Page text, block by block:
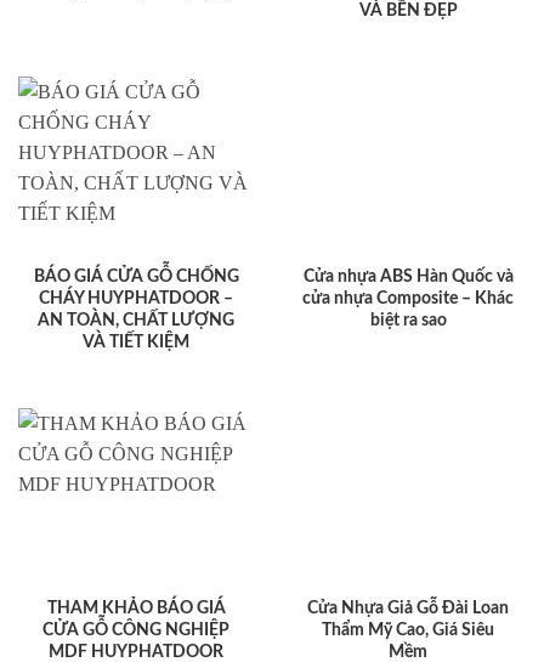
VÀ BỀN ĐẸP
BÁO GIÁ CỬA GỖ CHỐNG
CHÁY HUYPHATDOOR –
AN TOÀN, CHẤT LƯỢNG
VÀ TIẾT KIỆM
Cửa nhựa ABS Hàn Quốc và
cửa nhựa Composite – Khác
biệt ra sao
THAM KHẢO BÁO GIÁ
CỬA GỖ CÔNG NGHIỆP
MDF HUYPHATDOOR
Cửa Nhựa Giả Gỗ Đài Loan
Thẩm Mỹ Cao, Giá Siêu
Mềm